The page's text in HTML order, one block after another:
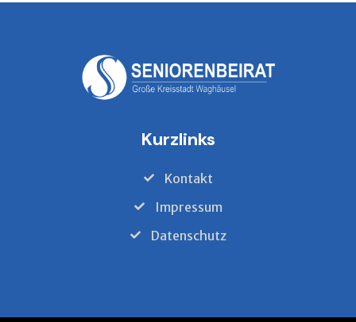
Kurzlinks
Kontakt
Impressum
Datenschutz